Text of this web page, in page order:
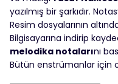
yazılmış bir şarkıdır.
Resim dosyalarının
Bilgisayarına indirip
melodika notalarını
Bütün enstrümanlar için